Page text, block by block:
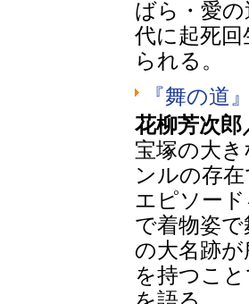
ばら・愛
代に起死
られる。
『舞の道
花柳芳次
宝塚の大
ンルの存
エピソー
で着物姿
の大名跡
を持つこ